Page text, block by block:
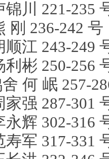
锦川 221-235
刚 236-242 号
顺江 243-249
利彬 250-256
何 岷 257-
家强 287-301
永辉 302-316
寿军 317-331